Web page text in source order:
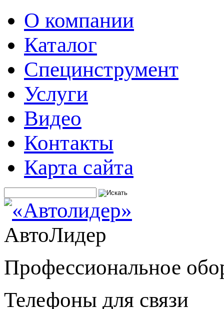
О компании
Каталог
Специнструмент
Услуги
Видео
Контакты
Карта сайта
АвтоЛидер
Профессиональное
Телефоны для связи